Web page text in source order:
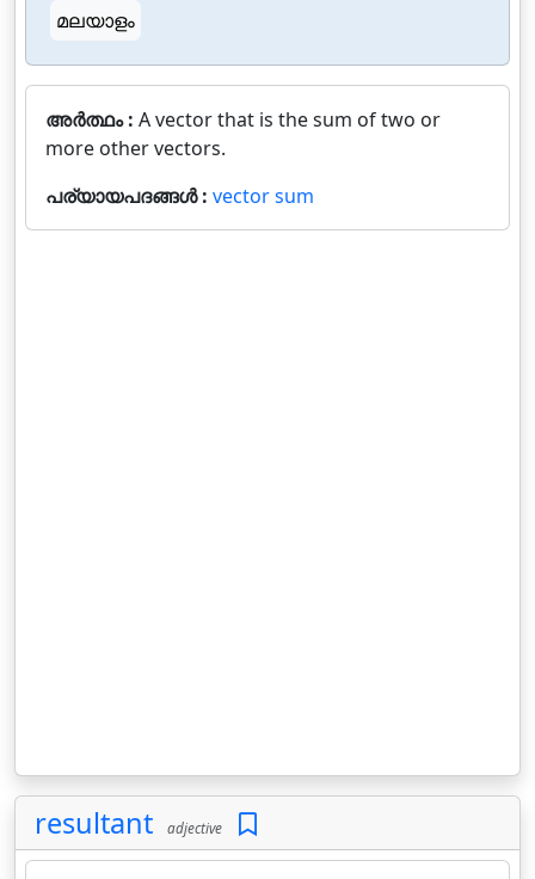
മലയാളം
അർത്ഥം : A vector that is the sum of two or
more other vectors.
പര്യായപദങ്ങൾ : vector sum
resultant adjective